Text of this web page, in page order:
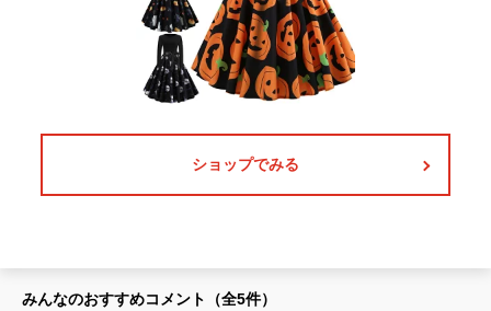
ショップでみる
みんなのおすすめコメント（全5件）